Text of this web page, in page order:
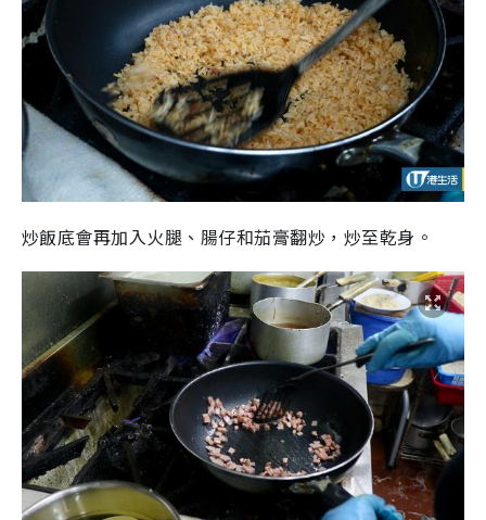
炒飯底會再加入火腿、腸仔和茄膏翻炒，炒至乾身。